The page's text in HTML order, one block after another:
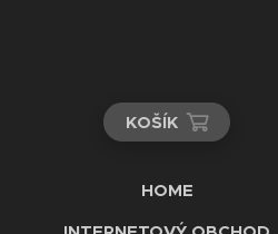
KOŠÍK
HOME